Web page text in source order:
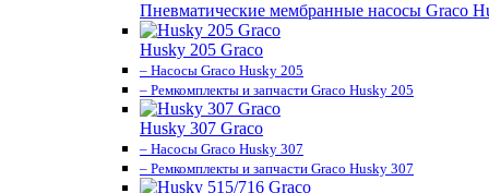
Пневматические мембранные насосы Graco
Husky 205 Graco
– Насосы Graco Husky 205
– Ремкомплекты и запчасти Graco Husky 205
Husky 307 Graco
– Насосы Graco Husky 307
– Ремкомплекты и запчасти Graco Husky 307